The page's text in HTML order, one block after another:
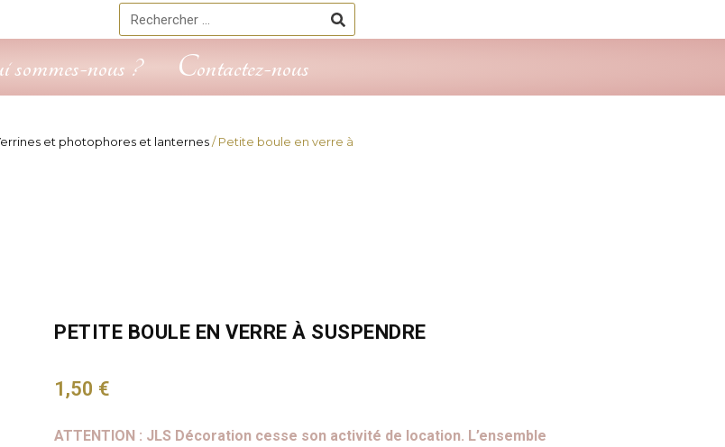
Rechercher Rechercher
sommes-nous ? Contactez-nous
et photophores et lanternes/ Petite boule en verre à
PETITE BOULE EN VERRE À SUSPENDRE
1,50 €
ATTENTION : JLS Décoration cesse son activité de location. L’ensemble